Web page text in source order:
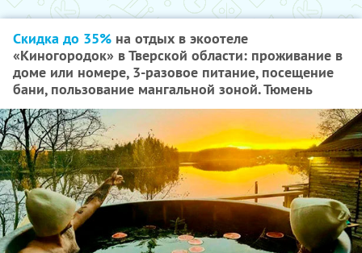
Скидка до 35% на отдых в экоотеле
«Киногородок» в Тверской области: проживание в
доме или номере, 3-разовое питание, посещение
бани, пользование мангальной зоной. Тюмень